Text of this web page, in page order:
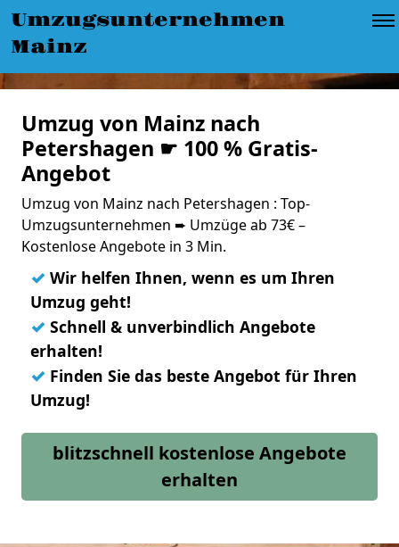
Umzugsunternehmen
Mainz
Umzug von Mainz nach
Petershagen ☛ 100 % Gratis-
Angebot
Umzug von Mainz nach Petershagen : Top-
Umzugsunternehmen ➨ Umzüge ab 73€ –
Kostenlose Angebote in 3 Min.
✓ Wir helfen Ihnen, wenn es um Ihren
Umzug geht!
✓ Schnell & unverbindlich Angebote
erhalten!
✓ Finden Sie das beste Angebot für Ihren
Umzug!
blitzschnell kostenlose Angebote
erhalten